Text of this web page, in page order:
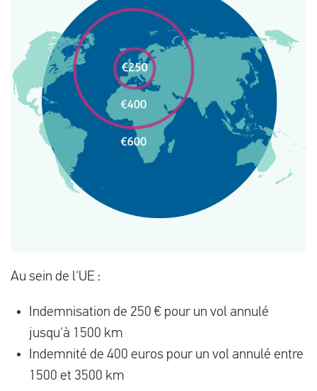
Au sein de l'UE :
Indemnisation de 250 € pour un vol annulé
jusqu'à 1500 km
Indemnité de 400 euros pour un vol annulé entre
1500 et 3500 km